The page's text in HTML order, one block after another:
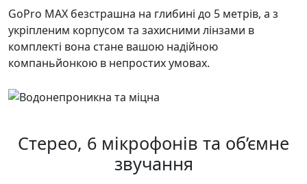
GoPro MAX безстрашна на глибині до 5 метрів, а з
укріпленим корпусом та захисними лінзами в
комплекті вона стане вашою надійною
компаньйонкою в непростих умовах.
Стерео, 6 мікрофонів та об’ємне
звучання